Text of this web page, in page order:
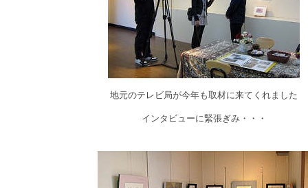
地元のテレビ局が今年も取材に来てくれました
インタビューに緊張ぎみ・・・